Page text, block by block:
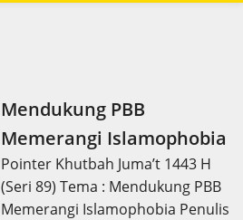
Mendukung PBB
Memerangi Islamophobia
Pointer Khutbah Juma’t 1443 H
(Seri 89) Tema : Mendukung PBB
Memerangi Islamophobia Penulis